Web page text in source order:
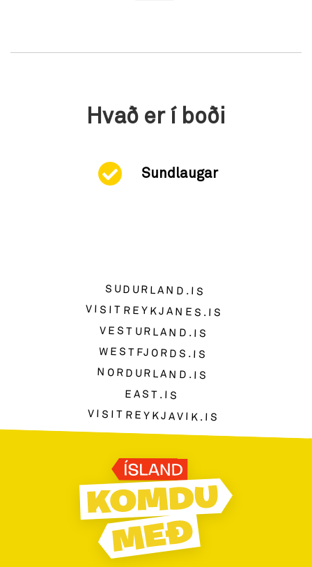
Hvað er í boði
Sundlaugar
SUDURLAND.IS
VISITREYKJANES.IS
VESTURLAND.IS
WESTFJORDS.IS
NORDURLAND.IS
EAST.IS
VISITREYKJAVIK.IS